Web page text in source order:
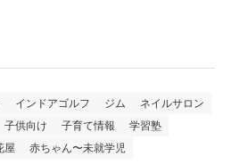
インドアゴルフ ジム
ネイルサロン
子供向け 子育て情報
学習塾
屋 赤ちゃん〜未就学児